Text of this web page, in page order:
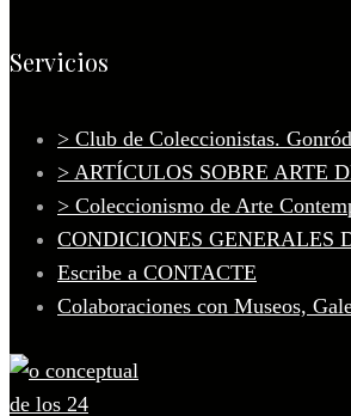
Servicios
> Club de Coleccionistas.
> ARTÍCULOS SOBRE ARTE
> Coleccionismo de Arte
CONDICIONES GENERALES
Escribe a CONTACTE
Colaboraciones con Museos,